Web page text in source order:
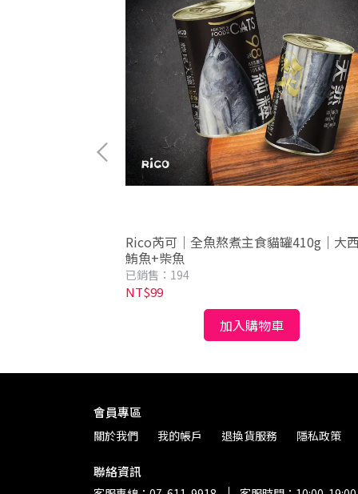
Rico芮可｜全魚熬煮主食貓罐410g｜大
鮪魚+柴魚
已銷售：194
NT$99
加入購物車
會員專區
關於我們 我的帳戶 退換貨服務 隱私政策
聯絡資訊